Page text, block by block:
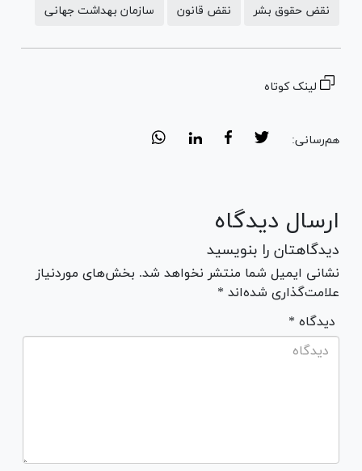
نقض حقوق بشر نقض قانون سازمان بهداشت جهانی
لینک کوتاه
هم‌رسانی:
ارسال دیدگاه
دیدگاهتان را بنویسید
نشانی ایمیل شما منتشر نخواهد شد. بخش‌های موردنیاز
علامت‌گذاری شده‌اند *
* دیدگاه